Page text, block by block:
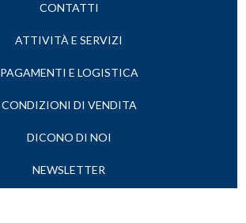
CONTATTI
ATTIVITÀ E SERVIZI
PAGAMENTI E LOGISTICA
CONDIZIONI DI VENDITA
DICONO DI NOI
NEWSLETTER